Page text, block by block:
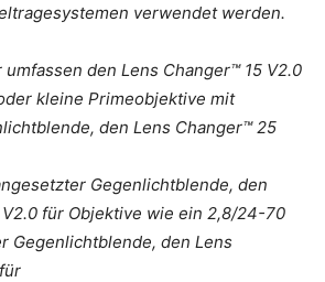
verwendet werden.
den Lens Changer™ 15 V2.0
kleine Primeobjektive mit
den Lens Changer™ 25
Gegenlichtblende, den
für Objektive wie ein 2,8/24-70
Gegenlichtblende, den Lens